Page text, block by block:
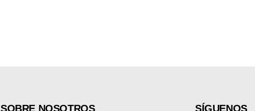
SOBRE NOSOTROS SÍGUENOS